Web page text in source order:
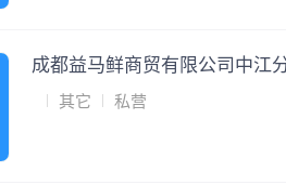
成都益马鲜商贸有限公司中江
其它 私营